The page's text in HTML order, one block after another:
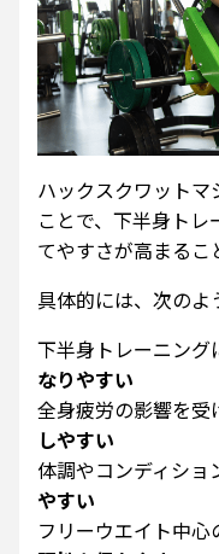
ハックスクワット
ことで、下半身ト
てやすさが高まるこ
具体的には、次のよ
下半身トレーニング
なりやすい
全身疲労の影響を受
しやすい
体調やコンディショ
やすい
フリーウエイト中心